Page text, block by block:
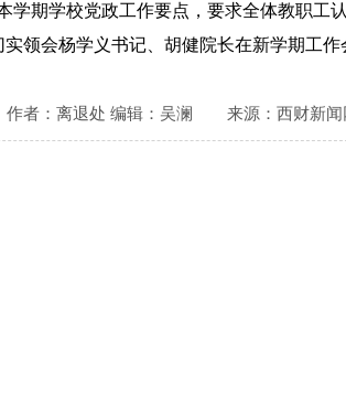
期学校党政工作要点，要求全体教职工认
领会杨学义书记、胡健院长在新学期工作
作者：离退处 编辑：吴澜 来源：西财新闻